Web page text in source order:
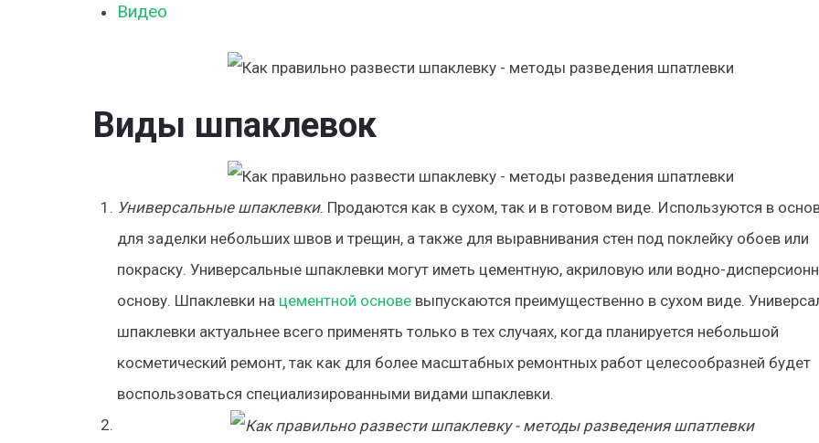
Видео
Виды шпаклевок
Универсальные шпаклевки. Продаются как в сухом, так и в готовом виде. Используются в
для заделки небольших швов и трещин, а также для выравнивания стен под поклейку обоев или
покраску. Универсальные шпаклевки могут иметь цементную, акриловую или водно-
основу. Шпаклевки на цементной основевыпускаются преимущественно в сухом виде.
шпаклевки актуальнее всего применять только в тех случаях, когда планируется небольшой
косметический ремонт, так как для более масштабных ремонтных работ целесообразней будет
воспользоваться специализированными видами шпаклевки.